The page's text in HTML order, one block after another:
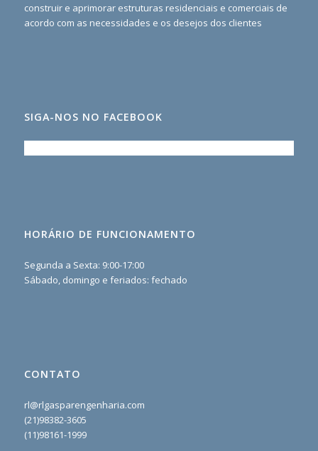
construir e aprimorar estruturas residenciais e comerciais de
acordo com as necessidades e os desejos dos clientes
SIGA-NOS NO FACEBOOK
HORÁRIO DE FUNCIONAMENTO
Segunda a Sexta: 9:00-17:00
Sábado, domingo e feriados: fechado
CONTATO
rl@rlgasparengenharia.com
(21)98382-3605
(11)98161-1999